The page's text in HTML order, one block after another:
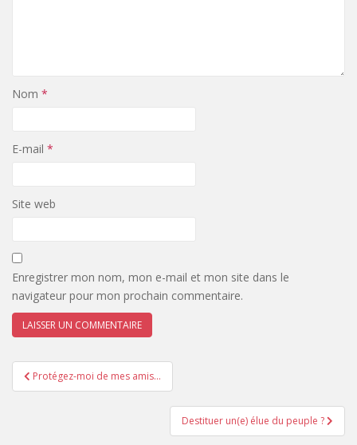
Nom *
E-mail *
Site web
Enregistrer mon nom, mon e-mail et mon site dans le
navigateur pour mon prochain commentaire.
t
Navigation
de
Protégez-moi de mes amis…
Destituer un(e) élue du peuple ?